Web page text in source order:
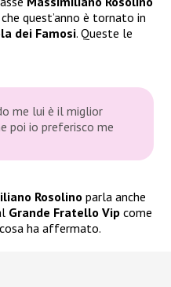
, che quest’anno è tornato in
dei Famosi. Queste le
me lui è il miglior
poi io preferisco me
Rosolino parla anche
Grande Fratello Vip come
ha affermato.